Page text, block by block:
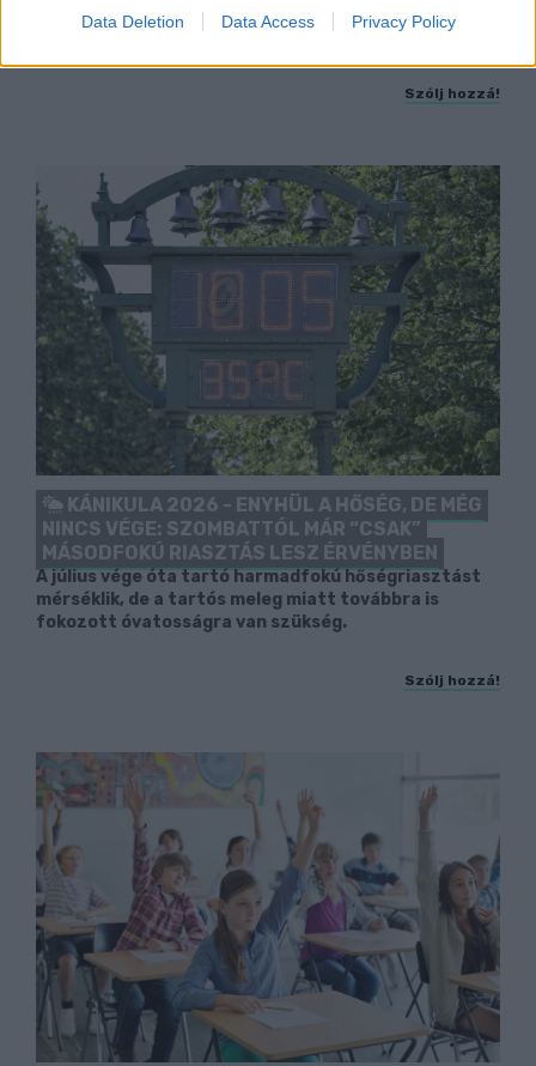
Data Deletion Data Access Privacy Policy
Megkezdték az elhalasztott egészségügyi
Szólj hozzá!
KÁNIKULA 2026 - ENYHÜL A HŐSÉG, DE MÉG
NINCS VÉGE: SZOMBATTÓL MÁR “CSAK”
MÁSODFOKÚ RIASZTÁS LESZ ÉRVÉNYBEN
A július vége óta tartó harmadfokú hőségriasztást
mérséklik, de a tartós meleg miatt továbbra is
fokozott óvatosságra van szükség.
Szólj hozzá!